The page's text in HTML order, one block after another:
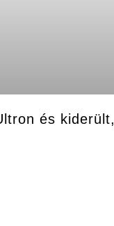
és kiderült,